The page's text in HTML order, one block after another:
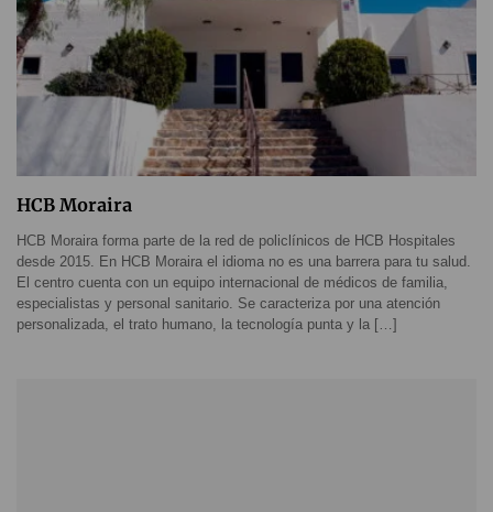
HCB Moraira
HCB Moraira forma parte de la red de policlínicos de HCB Hospitales
desde 2015. En HCB Moraira el idioma no es una barrera para tu salud.
El centro cuenta con un equipo internacional de médicos de familia,
especialistas y personal sanitario. Se caracteriza por una atención
personalizada, el trato humano, la tecnología punta y la […]